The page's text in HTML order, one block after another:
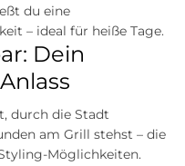
du eine
– ideal für heiße Tage.
Dein
durch die Stadt
am Grill stehst – die
Möglichkeiten.